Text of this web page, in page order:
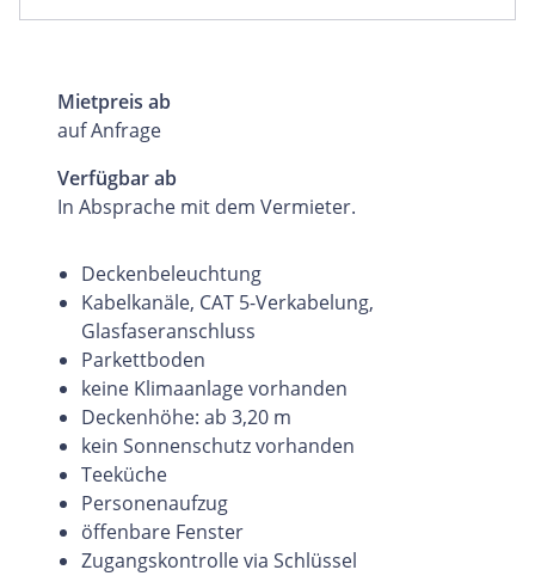
Mietpreis ab
auf Anfrage
Verfügbar ab
In Absprache mit dem Vermieter.
Deckenbeleuchtung
Kabelkanäle, CAT 5-Verkabelung,
Glasfaseranschluss
Parkettboden
keine Klimaanlage vorhanden
Deckenhöhe: ab 3,20 m
kein Sonnenschutz vorhanden
Teeküche
Personenaufzug
öffenbare Fenster
Zugangskontrolle via Schlüssel